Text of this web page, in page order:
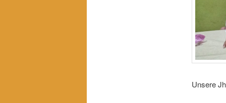
Unsere